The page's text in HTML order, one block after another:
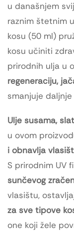
u današnjem
raznim štetnim
kosu (50 ml)
kosu učiniti
prirodnih ulja u
regeneraciju,
smanjuje
Ulje susama,
u ovom
i obnavlja
S prirodnim UV
sunčevog
vlasištu,
za sve tipove
one koji žele